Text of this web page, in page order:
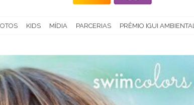
KIDS MÍDIA PARCERIAS PRÊMIO IGUI AMBIENTAL